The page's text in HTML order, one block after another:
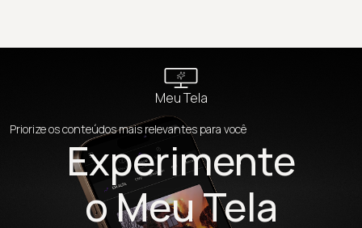
Meu Tela
Priorize os conteúdos mais relevantes para você
Experimente
o Meu Tela